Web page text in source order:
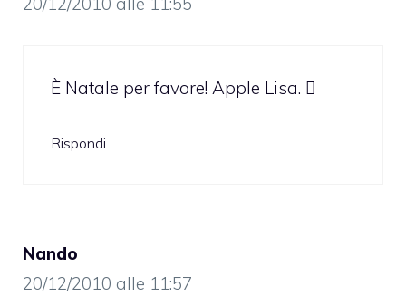
È Natale per favore! Apple Lisa. 
Rispondi
Nando
20/12/2010 alle 11:57